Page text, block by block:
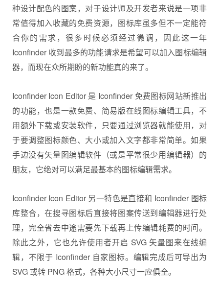
种设计配色的图案，对于设计师及开发者来说是一项非
常值得加入收藏的免费资源，图标库虽多但不一定能符
合你的需求，很多时候必须经过微调，因此这一年
Iconfinder 收到最多的功能请求是希望可以加入图标编辑
器，而现在众所期盼的新功能真的来了。
Iconfinder Icon Editor 是 Iconfinder 免费图标网站新推出
的功能，也是一款免费、简易版在线图标编辑工具，不
用额外下载或安装软件，只要通过浏览器就能使用，对
于要调整图标颜色、大小或加入文字都非常简单。如果
手边没有矢量图编辑软件（或是平常很少用编辑器）的
朋友，它绝对可以满足最基本的图标编辑需求。
Iconfinder Icon Editor 另一特色是直接和 Iconfinder 图标
库整合，在搜寻图标后直接将图案传送到编辑器进行处
理，完全省去中途需要先下载再上传编辑耗费的时间。
除此之外，它也允许使用者开启 SVG 矢量图来在线编
辑，不限于 Iconfinder 自家图标。编辑完成后可导出为
SVG 或转 PNG 格式，各种大小尺寸一应俱全。